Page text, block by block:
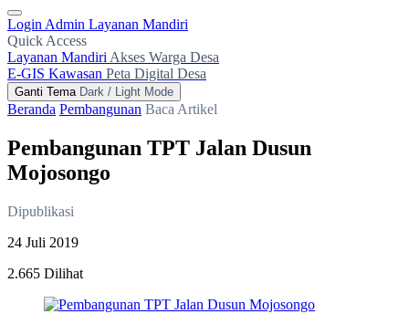
Login Admin Layanan Mandiri
Quick Access
Layanan Mandiri Akses Warga Desa
E-GIS Kawasan Peta Digital Desa
Ganti Tema Dark / Light Mode
Beranda Pembangunan Baca Artikel
Pembangunan TPT Jalan Dusun
Mojosongo
Dipublikasi
24 Juli 2019
2.665 Dilihat